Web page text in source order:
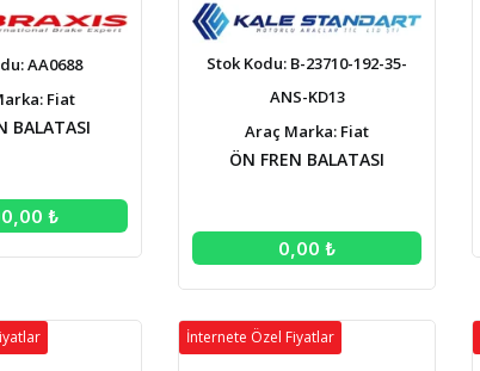
AA0688
Fiat
BALATASI
₺
Stok Kodu: B-23710-192-35-
ANS-KD13
Araç Marka: Fiat
ÖN FREN BALATASI
0,00 ₺
İnternete Özel Fiyatlar